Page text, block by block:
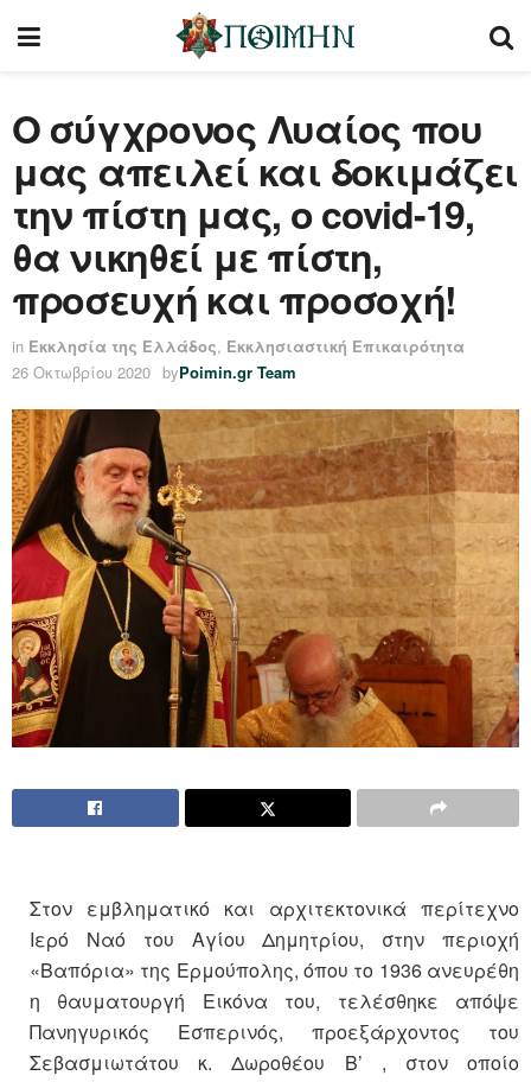
Ο σύγχρονος Λυαίος που
μας απειλεί και δοκιμάζει
την πίστη μας, ο covid-19,
θα νικηθεί με πίστη,
προσευχή και προσοχή!
in Εκκλησία της Ελλάδος, Εκκλησιαστική Επικαιρότητα
26 Οκτωβρίου 2020 byPoimin.gr Team
Στον εμβληματικό και αρχιτεκτονικά περίτεχνο
Ιερό Ναό του Αγίου Δημητρίου, στην περιοχή
«Βαπόρια» της Ερμούπολης, όπου το 1936 ανευρέθη
η θαυματουργή Εικόνα του, τελέσθηκε απόψε
Πανηγυρικός Εσπερινός, προεξάρχοντος του
Σεβασμιωτάτου κ. Δωροθέου Β’ , στον οποίο